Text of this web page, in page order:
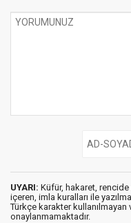
UYARI: Küfür, hakaret, rencide
içeren, imla kuralları ile
Türkçe karakter kullanılmayan
onaylanmamaktadır.